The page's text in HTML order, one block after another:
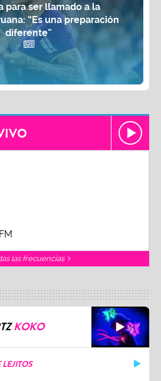
para ser llamado a la
“Es una preparación
diferente”
FM
las frecuencias
KOKO
LEJITOS